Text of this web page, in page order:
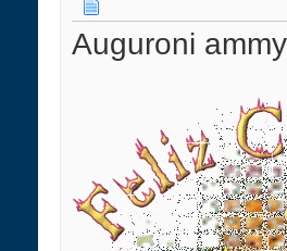
Auguroni